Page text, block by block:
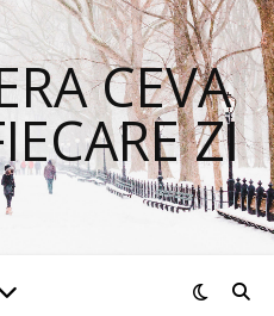
CEVA
ZI